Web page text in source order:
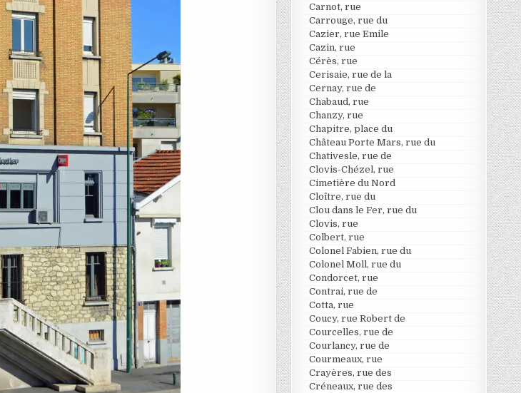
Carnot, rue
Carrouge, rue du
Cazier, rue Emile
Cazin, rue
Cérès, rue
Cerisaie, rue de la
Cernay, rue de
Chabaud, rue
Chanzy, rue
Chapitre, place du
Château Porte Mars, rue du
Chativesle, rue de
Clovis-Chézel, rue
Cimetière du Nord
Cloître, rue du
Clou dans le Fer, rue du
Clovis, rue
Colbert, rue
Colonel Fabien, rue du
Colonel Moll, rue du
Condorcet, rue
Contrai, rue de
Cotta, rue
Coucy, rue Robert de
Courcelles, rue de
Courlancy, rue de
Courmeaux, rue
Crayères, rue des
Créneaux, rue des